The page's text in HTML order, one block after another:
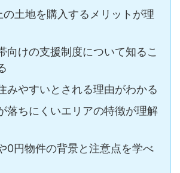
の土地を購入するメリットが理
向けの支援制度について知るこ
みやすいとされる理由がわかる
落ちにくいエリアの特徴が理解
0円物件の背景と注意点を学べ